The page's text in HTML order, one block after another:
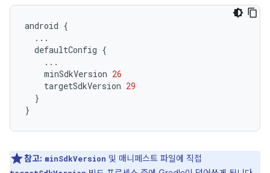
android {
...
defaultConfig {
...
minSdkVersion 26
targetSdkVersion 29
}
}
참고: minSdkVersion 및 매니페스트 파일에 직접